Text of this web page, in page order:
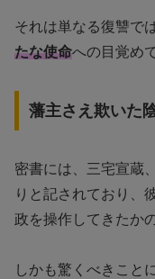
それは単なる復讐で
たな使命への目覚め
藩主さえ欺いた
密書には、三宅宣蔵
りと記されており、
政を操作してきたか
しかも驚くべきことに